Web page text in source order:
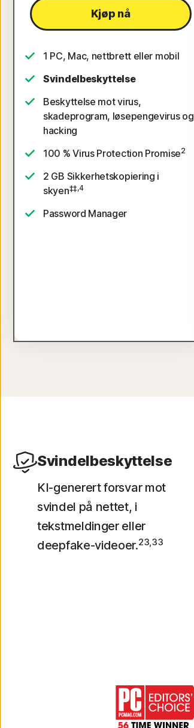
Kjøp nå
1 PC, Mac, nettbrett eller mobil
Svindelbeskyttelse
Beskyttelse mot virus,
skadeprogram, løsepengevirus og
hacking
100 % Virus Protection Promise2
2 GB Sikkerhetskopiering i
skyen‡‡,4
Password Manager
Svindelbeskyttelse
KI-generert forsvar mot
svindel på nettet, i
tekstmeldinger eller
deepfake-videoer.23,33